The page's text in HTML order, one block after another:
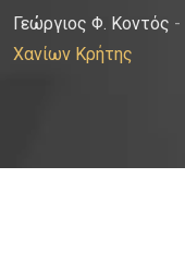
Γεώργιος Φ. Κοντός -
Χανίων Κρήτης